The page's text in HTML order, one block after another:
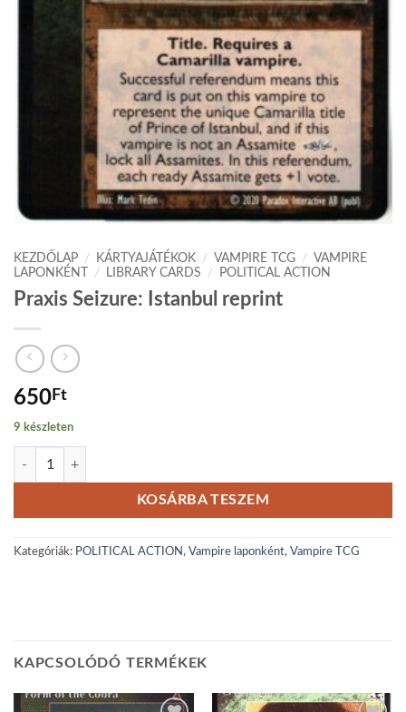
KEZDŐLAP / KÁRTYAJÁTÉKOK / VAMPIRE TCG / VAMPIRE
LAPONKÉNT
/ LIBRARY CARDS / POLITICAL ACTION
Praxis Seizure: Istanbul reprint
650Ft
9 készleten
Praxis Seizure: Istanbul reprint mennyiség
KOSÁRBA TESZEM
Kategóriák: POLITICAL ACTION , Vampire laponként, Vampire TCG
KAPCSOLÓDÓ TERMÉKEK